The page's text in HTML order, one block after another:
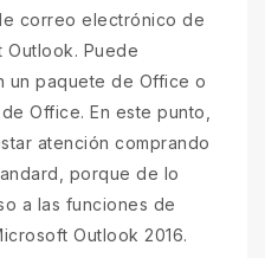
correo electrónico de
Puede
un paquete de Office o
Office. En este punto,
atención comprando
porque de lo
a las funciones de
Outlook 2016.